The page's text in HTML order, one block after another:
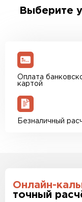
менеджер для
доставки.
Выберите
Оплата
картой
Безналичный
Онлайн-
точный